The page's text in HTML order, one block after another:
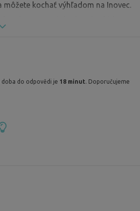
kochať výhľadom na Inovec.
čaká.
do odpovědi je 18 minut. Doporučujeme